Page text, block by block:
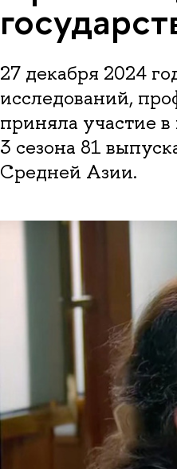
27 декабря 2024
исследований,
приняла участие в
3 сезона 81
Средней Азии.